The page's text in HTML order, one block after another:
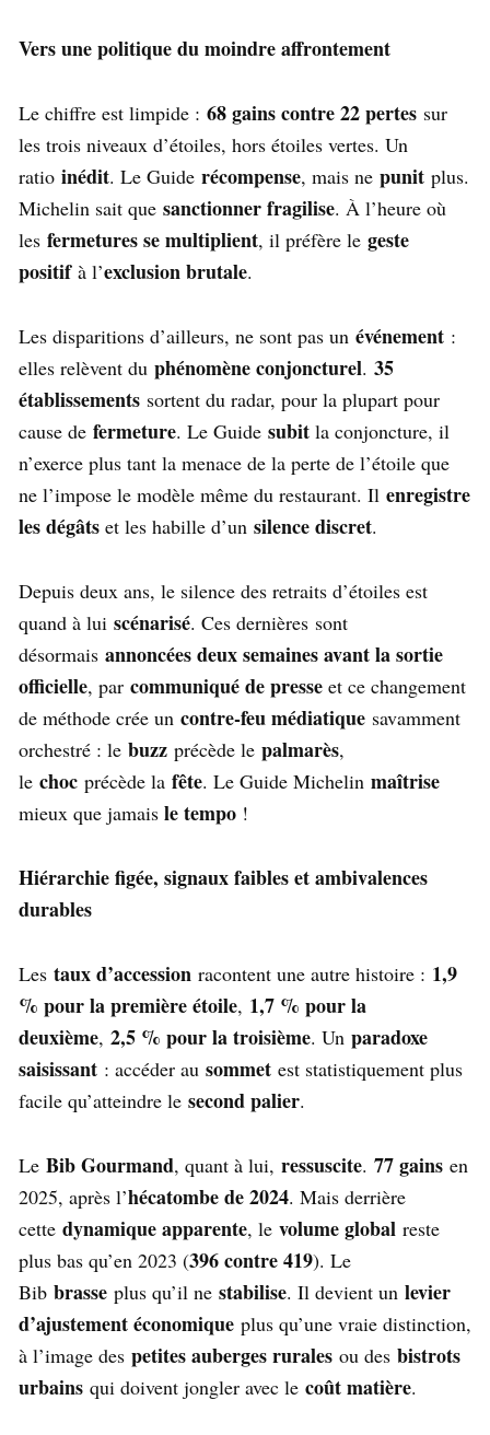
Vers une politique du moindre affrontement
Le chiffre est limpide : 68 gains contre 22 pertes sur
les trois niveaux d’étoiles, hors étoiles vertes. Un
ratio inédit. Le Guide récompense, mais ne punit plus.
Michelin sait que sanctionner fragilise. À l’heure où
les fermetures se multiplient, il préfère le geste
positifà l’exclusion brutale.
Les disparitions d’ailleurs, ne sont pas un événement :
elles relèvent du phénomène conjoncturel. 35
établissements sortent du radar, pour la plupart pour
cause de fermeture. Le Guide subit la conjoncture, il
n’exerce plus tant la menace de la perte de l’étoile que
ne l’impose le modèle même du restaurant. Il enregistre
les dégâts et les habille d’un silence discret.
Depuis deux ans, le silence des retraits d’étoiles est
quand à lui scénarisé. Ces dernières sont
désormais annoncées deux semaines avant la sortie
officielle, par communiqué de presse et ce changement
de méthode crée un contre-feu médiatique savamment
orchestré : le buzz précède le palmarès,
le choc précède la fête. Le Guide Michelin maîtrise
mieux que jamais le tempo !
Hiérarchie figée, signaux faibles et ambivalences
durables
Les taux d’accession racontent une autre histoire : 1,9
% pour la première étoile, 1,7 % pour la
deuxième, 2,5 % pour la troisième. Un paradoxe
saisissant : accéder au sommet est statistiquement plus
facile qu’atteindre le second palier.
Le Bib Gourmand, quant à lui, ressuscite. 77 gains en
2025, après l’hécatombe de 2024. Mais derrière
cette dynamique apparente, le volume global reste
plus bas qu’en 2023 (396 contre 419). Le
Bib brasse plus qu’il ne stabilise. Il devient un levier
d’ajustement économique plus qu’une vraie distinction,
à l’image des petites auberges rurales ou des bistrots
urbains qui doivent jongler avec le coût matière.